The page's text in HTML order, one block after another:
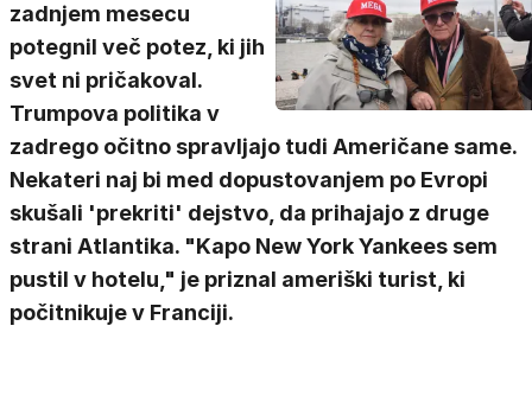
zadnjem mesecu
potegnil več potez, ki jih
svet ni pričakoval.
Trumpova politika v
zadrego očitno spravljajo tudi Američane same.
Nekateri naj bi med dopustovanjem po Evropi
skušali 'prekriti' dejstvo, da prihajajo z druge
strani Atlantika. "Kapo New York Yankees sem
pustil v hotelu," je priznal ameriški turist, ki
počitnikuje v Franciji.